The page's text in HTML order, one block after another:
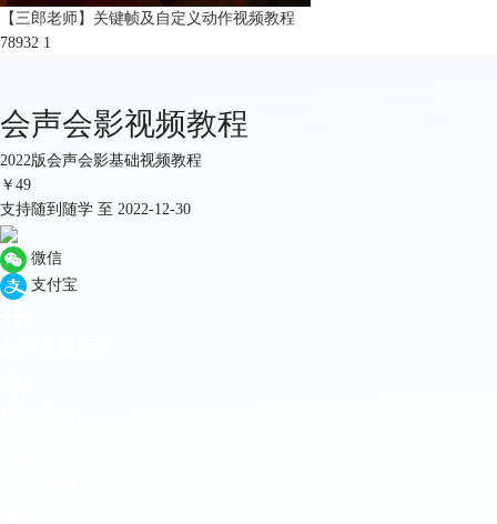
【三郎老师】关键帧及自定义动作视频教程
78932 1
会声会影视频教程
2022版会声会影基础视频教程
￥ 49
支持随到随学 至 2022-12-30
微信
支付宝